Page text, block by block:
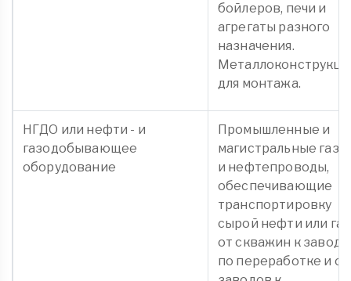
бойлеров, печи и
агрегаты разного
назначения.
для монтажа.
НГДО или нефти - и
газодобывающее
оборудование
Промышленные и
магистральные
и нефтепроводы,
обеспечивающие
транспортировку
сырой нефти или
от скважин к
по переработке и от